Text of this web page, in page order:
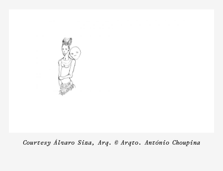
Courtesy Álvaro Siza, Arq. © Arqto. António Choupina